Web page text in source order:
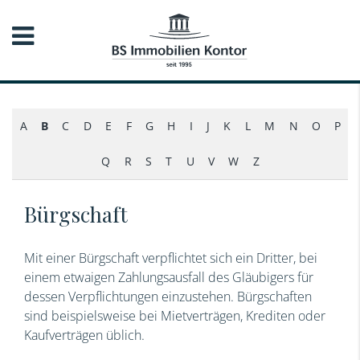
A B C D E F G H I J K L M N O P
Q R S T U V W Z
Bürgschaft
Mit einer Bürgschaft verpflichtet sich ein Dritter, bei
einem etwaigen Zahlungsausfall des Gläubigers für
dessen Verpflichtungen einzustehen. Bürgschaften
sind beispielsweise bei Mietverträgen, Krediten oder
Kaufverträgen üblich.